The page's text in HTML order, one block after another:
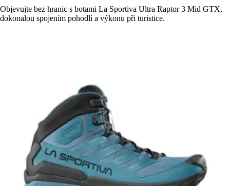
Objevujte bez hranic s botami La Sportiva Ultra Raptor 3 Mid GTX,
dokonalou spojením pohodlí a výkonu při turistice.